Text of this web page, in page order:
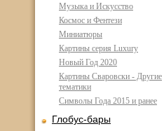
Музыка и Искусство
Космос и Фентези
Миниатюры
Картины серия Luxury
Новый Год 2020
Картины Сваровски - Другие
тематики
Символы Года 2015 и ранее
Глобус-бары